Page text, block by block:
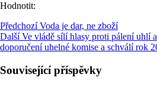
Hodnotit:
Předchozí Voda je dar, ne zboží
Další Ve vládě sílí hlasy proti pálení uhlí
doporučení uhelné komise a schválí rok
Související příspěvky